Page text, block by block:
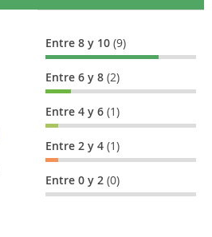
Entre 8 y 10(9)
Entre 6 y 8(2)
Entre 4 y 6(1)
Entre 2 y 4(1)
Entre 0 y 2(0)